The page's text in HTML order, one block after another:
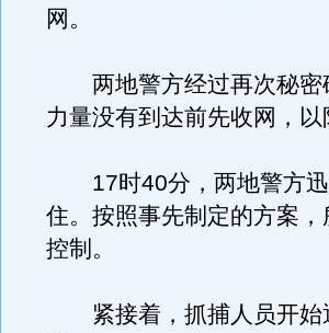
网。
两地警方经过再次秘密
力量没有到达前先收网，以
17时40分，两地警方迅
住。按照事先制定的方案
控制。
紧接着，抓捕人员开始